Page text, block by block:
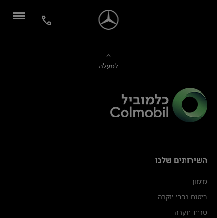
למעלה
השירותים שלנו
מימון
ביטוח רכבי יוקרה
טרייד יוקרה